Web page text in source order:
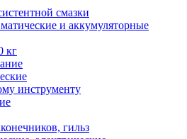
смазки
и аккумуляторные
кг
инструменту
гильз